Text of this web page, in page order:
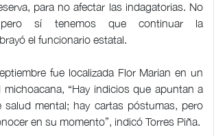
para no afectar las indagatorias. No
sí tenemos que continuar la
el funcionario estatal.
fue localizada Flor Marian en un
michoacana, “Hay indicios que apuntan a
salud mental; hay cartas póstumas, pero
en su momento”, indicó Torres Piña.